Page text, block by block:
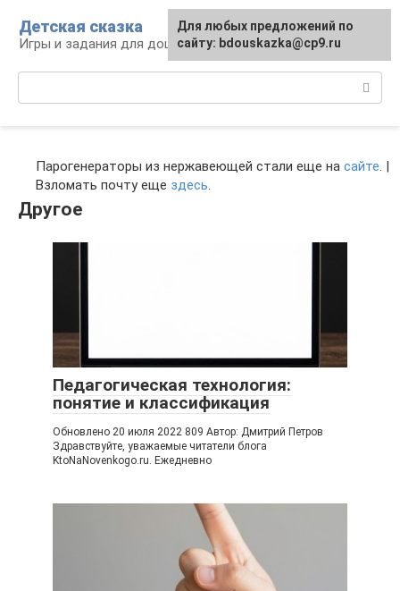
контенту
Детская сказка
Игры и задания для дошкольников
Парогенераторы из нержавеющей стали еще на сайте. |
Взломать почту еще здесь.
Другое
Педагогическая технология:
понятие и классификация
Обновлено 20 июля 2022 809 Автор: Дмитрий Петров
Здравствуйте, уважаемые читатели блога
KtoNaNovenkogo.ru. Ежедневно
Для любых предложений по
сайту: bdouskazka@cp9.ru